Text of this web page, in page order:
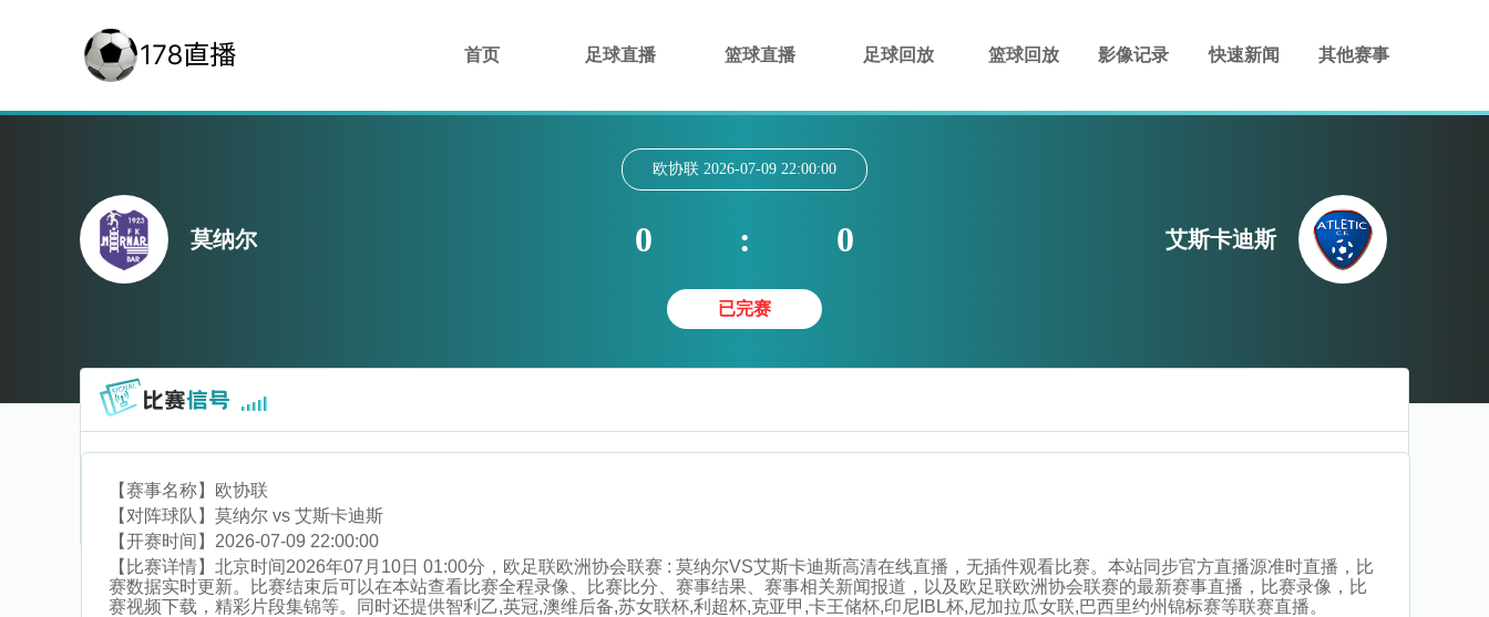
首页 足球直播 篮球直播 足球回放 篮球回放 影像记录 快速新闻 其他赛事
莫纳尔
欧协联 2026-07-09 22:00:00
0 : 0
已完赛
艾斯卡迪斯
【赛事名称】 欧协联
【对阵球队】 莫纳尔 vs 艾斯卡迪斯
【开赛时间】 2026-07-09 22:00:00
【比赛详情】 北京时间2026年07月10日 01:00分，欧足联欧洲协会联赛 : 莫纳尔VS艾斯卡迪斯高清在线直播，无插件观看比赛。本站同步官方直播源准时直播，比
赛数据实时更新。比赛结束后可以在本站查看比赛全程录像、比赛比分、赛事结果、赛事相关新闻报道，以及欧足联欧洲协会联赛的最新赛事直播，比赛录像，比
赛视频下载，精彩片段集锦等。同时还提供智利乙,英冠,澳维后备,苏女联杯,利超杯,克亚甲,卡王储杯,印尼IBL杯,尼加拉瓜女联,巴西里约州锦标赛等联赛直播。